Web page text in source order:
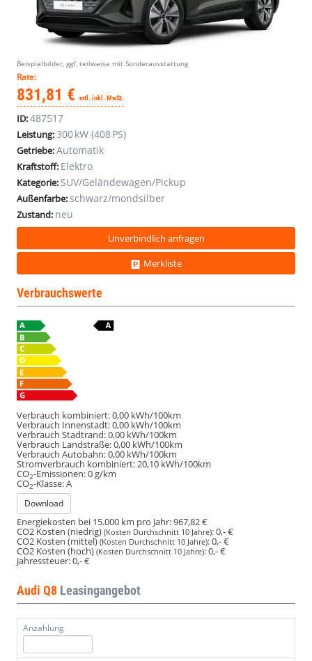
Audi
Q8
Sportback
advanced
55
e-
tron
quattro
kW
Beispielbilder, ggf. teilweise mit Sonderausstattung
Rate:
831,81 € mtl. inkl. MwSt.
ID:487517
Leistung:300 kW (408 PS)
Getriebe:Automatik
Kraftstoff: Elektro
Kategorie: SUV/Geländewagen/Pickup
Außenfarbe: schwarz/mondsilber
Zustand: neu
Unverbindlich anfragen
Merkliste
Verbrauchswerte
Verbrauch kombiniert:0,00 kWh/100km
Verbrauch Innenstadt:0,00 kWh/100km
Verbrauch Stadtrand:0,00 kWh/100km
Verbrauch Landstraße:0,00 kWh/100km
Verbrauch Autobahn:0,00 kWh/100km
Stromverbrauch kombiniert:20,10 kWh/100km
CO2-Emissionen:0 g/km
CO2-Klasse:A
Download
Energiekosten bei 15.000 km pro Jahr:967,82 €
CO2 Kosten (niedrig) (Kosten Durchschnitt 10 Jahre):0,- €
CO2 Kosten (mittel)(Kosten Durchschnitt 10 Jahre):0,- €
CO2 Kosten (hoch) (Kosten Durchschnitt 10 Jahre):0,- €
Jahressteuer:0,- €
Audi Q8 Leasingangebot
Anzahlung